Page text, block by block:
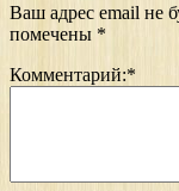
Ваш адрес email не
помечены *
Комментарий:*